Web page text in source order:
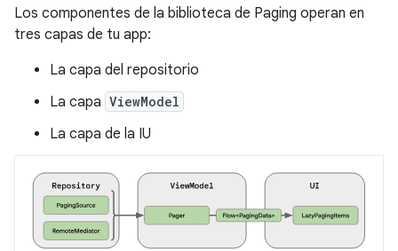
Los componentes de la biblioteca de Paging operan en
tres capas de tu app:
La capa del repositorio
La capa ViewModel
La capa de la IU